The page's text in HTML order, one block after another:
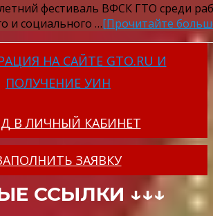
фестиваль ВФСК ГТО среди
и социального …[Прочитайте
НА САЙТЕ GTO.RU И
ПОЛУЧЕНИЕ УИН
В ЛИЧНЫЙ КАБИНЕТ
ЗАЯВКУ
ССЫЛКИ ↓↓↓